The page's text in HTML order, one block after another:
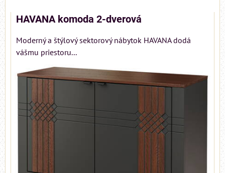
HAVANA komoda 2-dverová
Moderný a štýlový sektorový nábytok HAVANA dodá
vášmu priestoru...